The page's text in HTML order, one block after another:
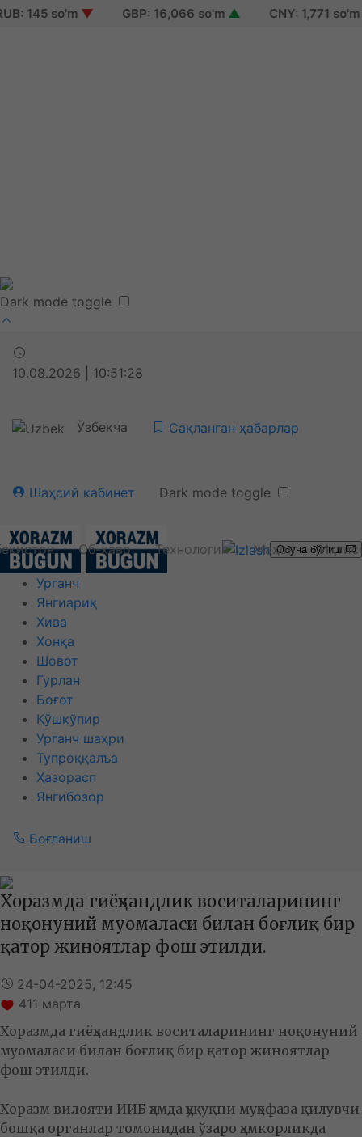
145 so'm▼ GBP: 16,066 so'm▲ CNY: 1,771 so'm▲
Dark mode toggle
10.08.2026 | 10:51:28
Ўзбекча Сақланган ҳабарлар
Шаҳсий кабинет Dark mode toggle
Об-ҳаво Технология ЖаҳонОбуна бўлиш
Урганч
Янгиариқ
Хива
Хонқа
Шовот
Гурлан
Боғот
Қўшкўпир
Урганч шаҳри
Тупроққалъа
Ҳазорасп
Янгибозор
Боғланиш
Хоразмда гиёҳвандлик воситаларининг
ноқонуний муомаласи билан боғлиқ бир
қатор жиноятлар фош этилди.
24-04-2025, 12:45
411 марта
Хоразмда гиёҳвандлик воситаларининг ноқонуний
муомаласи билан боғлиқ бир қатор жиноятлар
фош этилди.
Хоразм вилояти ИИБ ҳамда ҳуқуқни муҳофаза қилувчи
бошқа органлар томонидан ўзаро ҳамкорликда